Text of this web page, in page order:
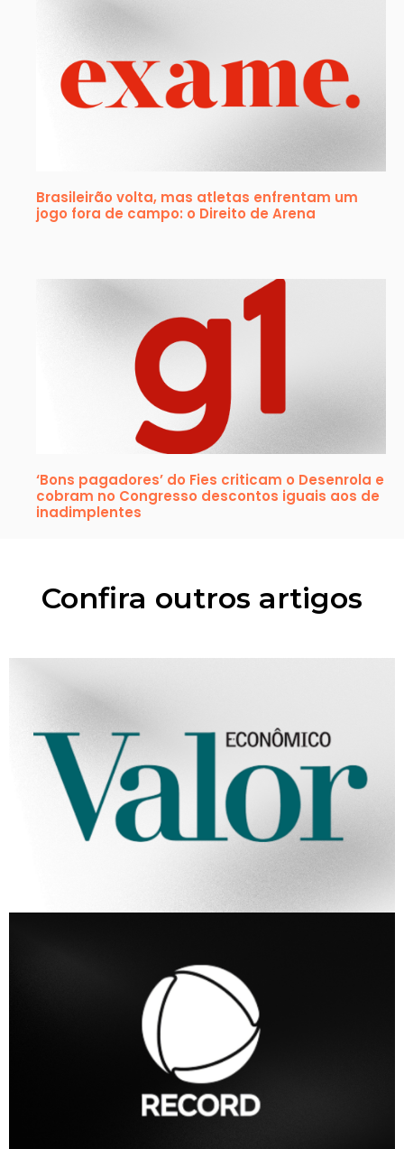
Brasileirão volta, mas atletas enfrentam um
jogo fora de campo: o Direito de Arena
‘Bons pagadores’ do Fies criticam o Desenrola e
cobram no Congresso descontos iguais aos de
inadimplentes
Confira outros artigos